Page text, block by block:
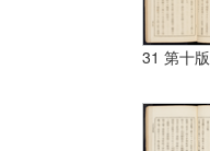
31 第十版